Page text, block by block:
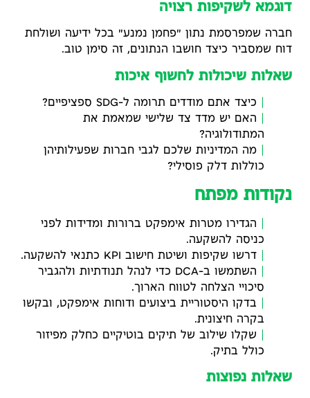
דוגמא לשקיפות רצויה
חברה שמפרסמת נתון "פחמן נמנע" בכל ידיעה ושולחת
דוח שמסביר כיצד חושבו הנתונים, זה סימן טוב.
שאלות שיכולות לחשוף איכות
כיצד אתם מודדים תרומה ל-SDG ספציפיים?
האם יש מדד צד שלישי שמאמת את
המתודולוגיה?
מה המדיניות שלכם לגבי חברות שפעילותיהן
כוללות דלק פוסילי?
נקודות מפתח
הגדירו מטרות אימפקט ברורות ומדידות לפני
כניסה להשקעה.
דרשו שקיפות ושיטת חישוב KPI כתנאי להשקעה.
השתמשו ב-DCA כדי לנהל תנודתיות ולהגביר
סיכויי הצלחה לטווח הארוך.
בדקו היסטוריית ביצועים ודוחות אימפקט, ובקשו
בקרה חיצונית.
שקלו שילוב של תיקים בוטיקיים כחלק מפיזור
כולל בתיק.
שאלות נפוצות